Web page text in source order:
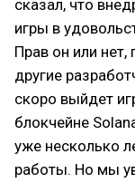
сказал, что
игры в
Прав он или
другие
скоро выйдет
блокчейне
уже несколько
работы. Но мы